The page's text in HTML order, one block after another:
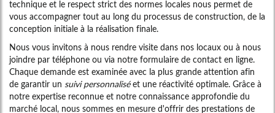
technique et le respect strict des normes locales nous permet de
vous accompagner tout au long du processus de construction, de la
conception initiale à la réalisation finale.
Nous vous invitons à nous rendre visite dans nos locaux ou à nous
joindre par téléphone ou via notre formulaire de contact en ligne.
Chaque demande est examinée avec la plus grande attention afin
de garantir un suivi personnaliséet une réactivité optimale. Grâce à
notre expertise reconnue et notre connaissance approfondie du
marché local, nous sommes en mesure d'offrir des prestations de